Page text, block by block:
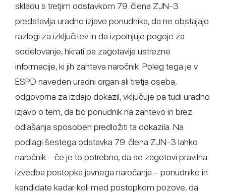
skladu s tretjim odstavkom 79. člena ZJN-3
predstavlja uradno izjavo ponudnika, da ne obstajajo
razlogi za izključitev in da izpolnjuje pogoje za
sodelovanje, hkrati pa zagotavlja ustrezne
informacije, ki jih zahteva naročnik. Poleg tega je v
ESPD naveden uradni organ ali tretja oseba,
odgovorna za izdajo dokazil, vključuje pa tudi uradno
izjavo o tem, da bo ponudnik na zahtevo in brez
odlašanja sposoben predložiti ta dokazila. Na
podlagi šestega odstavka 79. člena ZJN-3 lahko
naročnik – če je to potrebno, da se zagotovi pravilna
izvedba postopka javnega naročanja – ponudnike in
kandidate kadar koli med postopkom pozove, da